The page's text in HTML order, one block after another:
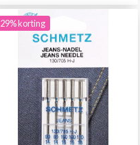
29% korting